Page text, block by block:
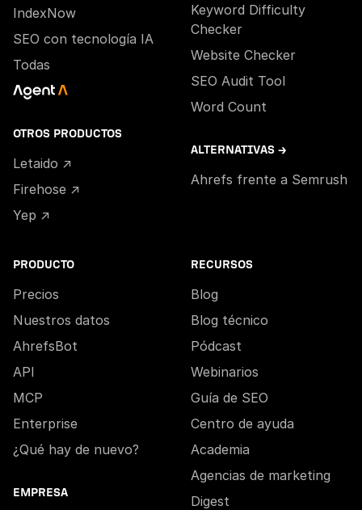
IndexNow
SEO con tecnología IA
Todas
OTROS PRODUCTOS
Letaido ↗
Firehose ↗
Yep ↗
Keyword Difficulty
Checker
Website Checker
SEO Audit Tool
Word Count
ALTERNATIVAS →
Ahrefs frente a Semrush
PRODUCTO
Precios
Nuestros datos
AhrefsBot
API
MCP
Enterprise
¿Qué hay de nuevo?
EMPRESA
RECURSOS
Blog
Blog técnico
Pódcast
Webinarios
Guía de SEO
Centro de ayuda
Academia
Agencias de marketing
Digest